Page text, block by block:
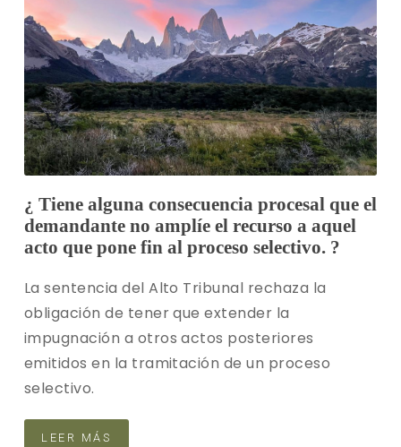
¿ Tiene alguna consecuencia procesal que el
demandante no amplíe el recurso a aquel
acto que pone fin al proceso selectivo. ?
La sentencia del Alto Tribunal rechaza la
obligación de tener que extender la
impugnación a otros actos posteriores
emitidos en la tramitación de un proceso
selectivo.
LEER MÁS